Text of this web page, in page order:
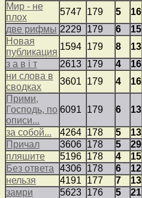
Мир - не
плох
5747 179 5 16
две рифмы 2229 179 6 15
Новая
публикация
1594 179 8 13
з а в i т
2613 179 4 16
ни слова в
сводках
3601 179 4 16
Прими,
Господь, по
описи...
6091 179 6 13
за собой... 4264 178 5 13
Причал
3606 178 5 29
пляшите
5196 178 4 15
Без ответа
4306 178 6 12
нельзя
4191 177 7 13
замри
5623 176 5 21